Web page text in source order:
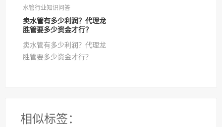
水管行业知识问答
卖水管有多少利润？代理龙
胜管要多少资金才行？
卖水管有多少利润？代理龙
胜管要多少资金才行？
相似标签：